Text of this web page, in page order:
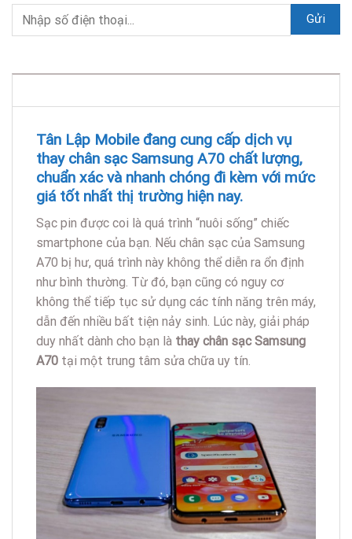
Tân Lập Mobile đang cung cấp dịch vụ
thay chân sạc Samsung A70 chất lượng,
chuẩn xác và nhanh chóng đi kèm với mức
giá tốt nhất thị trường hiện nay.
Sạc pin được coi là quá trình “nuôi sống” chiếc
smartphone của bạn. Nếu chân sạc của Samsung
A70 bị hư, quá trình này không thể diễn ra ổn định
như bình thường. Từ đó, bạn cũng có nguy cơ
không thể tiếp tục sử dụng các tính năng trên máy,
dẫn đến nhiều bất tiện nảy sinh. Lúc này, giải pháp
duy nhất dành cho bạn là thay chân sạc Samsung
A70 tại một trung tâm sửa chữa uy tín.